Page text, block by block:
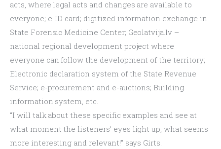
acts, where legal acts and changes are available to
everyone; e-ID card; digitized information exchange in
State Forensic Medicine Center; Geolatvija.lv –
national regional development project where
everyone can follow the development of the territory;
Electronic declaration system of the State Revenue
Service; e-procurement and e-auctions; Building
information system, etc.
“I will talk about these specific examples and see at
what moment the listeners’ eyes light up, what seems
more interesting and relevant!” says Girts.